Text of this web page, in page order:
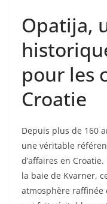
Opatija,
pour les
Croatie
Depuis plus de 160
une véritable
d’affaires en
la baie de Kvarner,
atmosphère raffinée